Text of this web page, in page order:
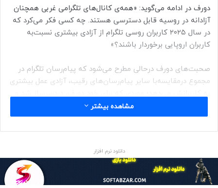
دورف در ادامه می‌گوید: «همه‌ی کانال‌های تلگرامی غربی همچنان
آزادانه در روسیه قابل دسترسی هستند. چه کسی فکر می‌کرد که
در سال ۲۰۲۵ کاربران روسی تلگرام از آزادی بیشتری نسبت‌به
کاربران اروپایی برخوردار باشند؟»
صحبت‌های دورف درحالی مطرح می‌شود که پیام‌رسان تلگرام در
مجموع درمقایسه‌با سایر پیام‌رسان‌های رقیب، آزادی عمل بیشتری
باعث بازداشت موقت او در فرانسه شد.
مشاهده بیشتر
دانلود نرم افزار